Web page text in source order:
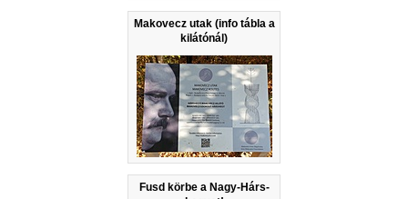
Makovecz utak (info tábla a
kilátónál)
Fusd körbe a Nagy-Hárs-